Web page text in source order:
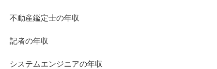
不動産鑑定士の年収
記者の年収
システムエンジニアの年収